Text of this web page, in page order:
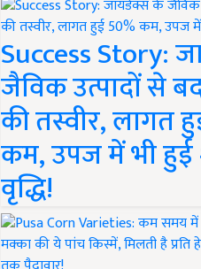
Success Story:
जैविक उत्पादों से
की तस्वीर, लागत
कम, उपज में भी हुई
वृद्धि!